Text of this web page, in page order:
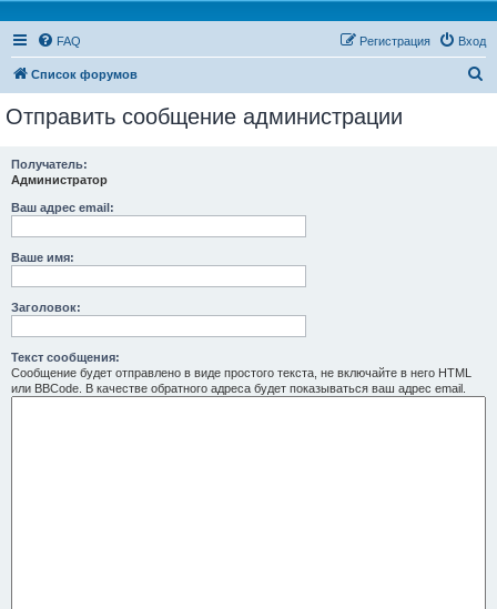
FAQ Вход
Регистрация
Список форумов
Отправить сообщение администрации
Получатель:
Администратор
Ваш адрес email:
Ваше имя:
Заголовок:
Текст сообщения:
Сообщение будет отправлено в виде простого текста, не включайте в него HTML
или BBCode. В качестве обратного адреса будет показываться ваш адрес email.